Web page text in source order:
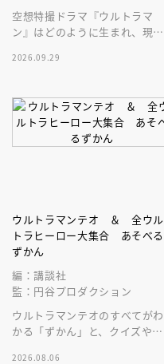
空想特撮ドラマ『ウルトラマ
ン』はどのように生まれ、現在
となったのかを深堀りする一冊
2026.09.29
ウルトラマンテオ ＆ 全ウル
トラヒーロー大集合 あそべる
ずかん
編：講談社
監：円谷プロダクション
ウルトラマンテオのすべてがわ
かる「ずかん」と、クイズや絵
2026.08.06